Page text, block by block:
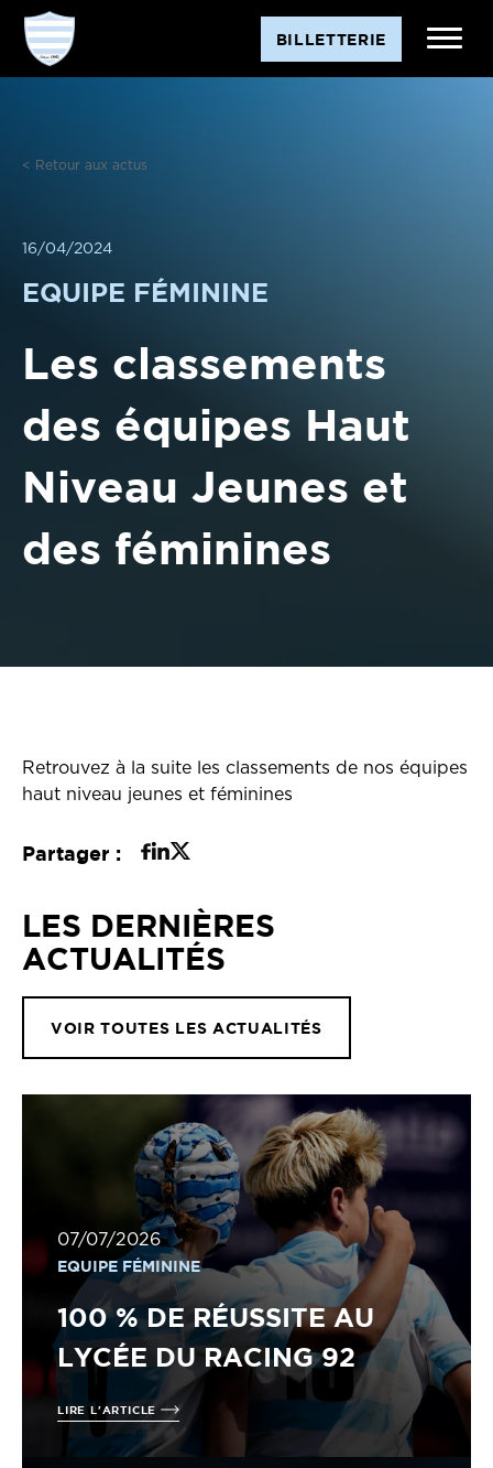
Aller
contenu
BILLETTERIE
< Retour aux actus
16/04/2024
EQUIPE FÉMININE
Les classements
des équipes Haut
Niveau Jeunes et
des féminines
Retrouvez à la suite les classements de nos équipes
haut niveau jeunes et féminines
Partager :
LES DERNIÈRES
ACTUALITÉS
VOIR TOUTES LES ACTUALITÉS
07/07/2026
EQUIPE FÉMININE
100 % DE RÉUSSITE AU
LYCÉE DU RACING 92
LIRE L'ARTICLE